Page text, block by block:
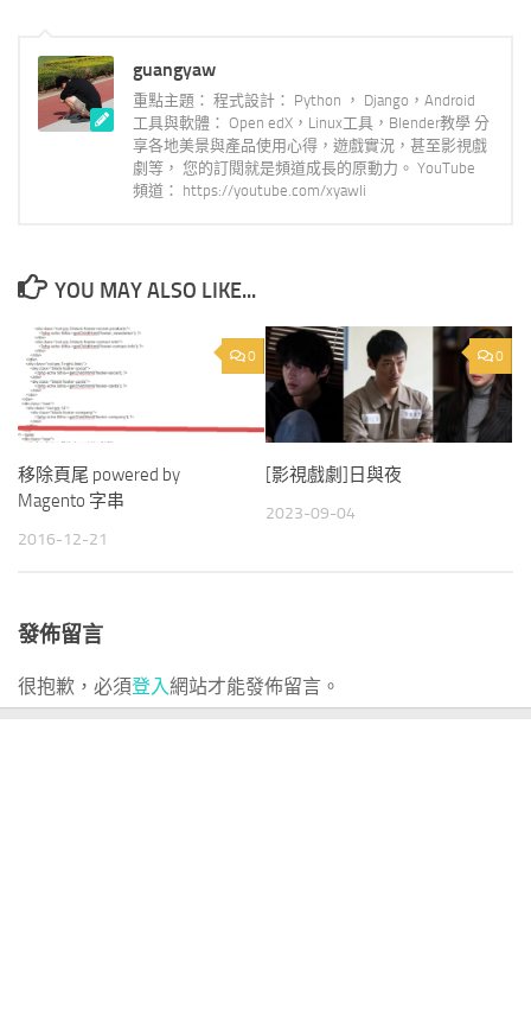
guangyaw
重點主題： 程式設計： Python ， Django，Android
工具與軟體： Open edX，Linux工具，Blender教學 分
享各地美景與產品使用心得，遊戲實況，甚至影視戲
劇等， 您的訂閱就是頻道成長的原動力。 YouTube
頻道： https://youtube.com/xyawli
YOU MAY ALSO LIKE...
0
移除頁尾 powered by
Magento 字串
2016-12-21
0
[影視戲劇]日與夜
2023-09-04
發佈留言
很抱歉，必須登入網站才能發佈留言。